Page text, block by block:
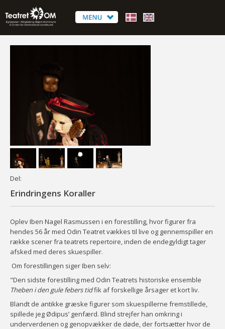
Del:
Erindringens Koraller
Oplev Iben Nagel Rasmussen i en forestilling, hvor figurer fra
hendes 56 år med Odin Teatret vækkes til live og gennemspiller en
række scener fra teatrets repertoire, inden de endegyldigt tager
afsked med deres skuespiller.
Om forestillingen siger Iben selv:
"Den sidste forestilling med Odin Teatrets historiske ensemble
Theben i den gule febers tidfik af forskellige årsager et kort liv.
Blandt de antikke græske figurer som skuespillerne fremstillede,
spillede jeg Ødipus’ genfærd. Blind strejfer han omkring i
underverdenen og genopvækker de døde, der fortsætter hvor de